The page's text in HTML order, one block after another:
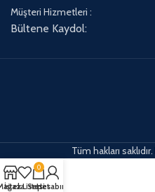
Müşteri Hizmetleri :
Bültene Kaydol:
Tüm hakları saklıdır.
İstek Listesi
0
Sepet
Hesabım